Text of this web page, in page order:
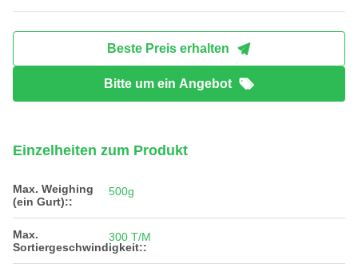
Beste Preis erhalten
Bitte um ein Angebot
Einzelheiten zum Produkt
Max. Weighing
(ein Gurt)::
500g
Max.
Sortiergeschwindigkeit::
300 T/M